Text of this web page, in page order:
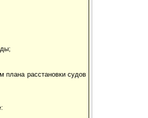
плана расстановки судов